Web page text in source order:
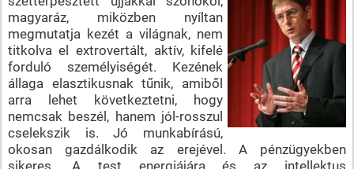
magyaráz, miközben nyíltan
megmutatja kezét a világnak, nem
titkolva el extrovertált, aktív, kifelé
forduló személyiségét. Kezének
állaga elasztikusnak tűnik, amiből
arra lehet következtetni, hogy
nemcsak beszél, hanem jól-rosszul
cselekszik is. Jó munkabírású,
okosan gazdálkodik az erejével. A pénzügyekben
sikeres. A test energiájára és az intellektus